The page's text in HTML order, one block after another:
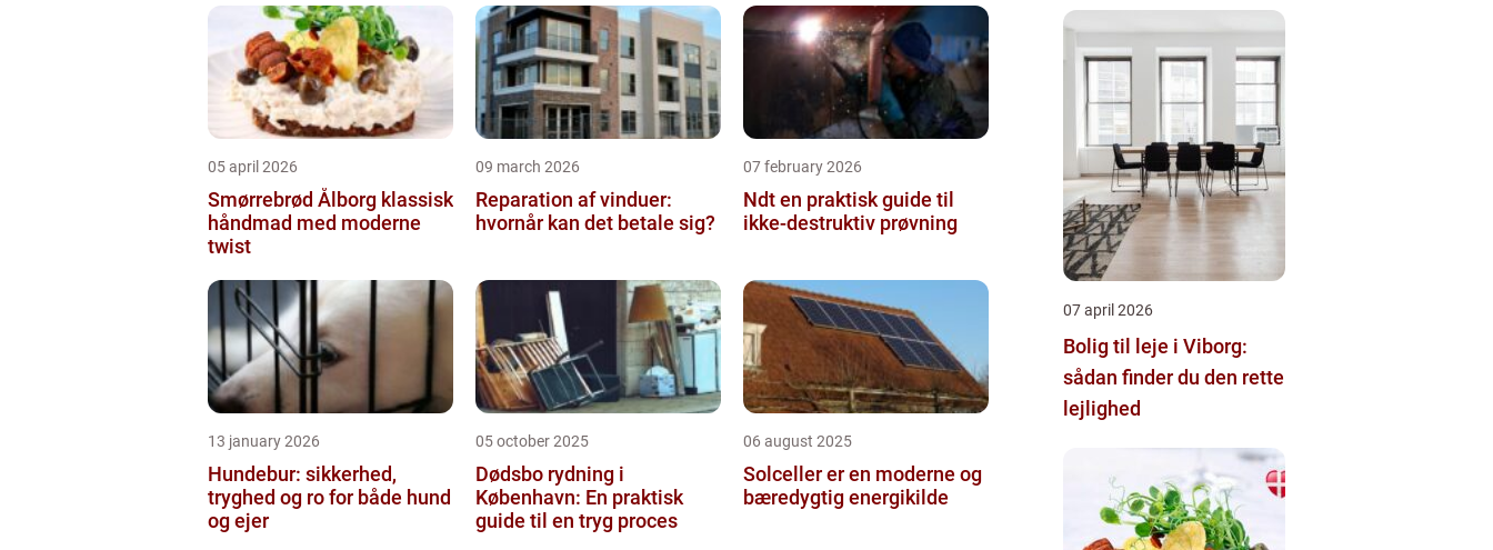
05 april 2026
Smørrebrød Ålborg klassisk
håndmad med moderne
twist
09 march 2026
Reparation af vinduer:
hvornår kan det betale sig?
07 february 2026
Ndt en praktisk guide til
ikke-destruktiv prøvning
13 january 2026
Hundebur: sikkerhed,
tryghed og ro for både hund
og ejer
05 october 2025
Dødsbo rydning i
København: En praktisk
guide til en tryg proces
06 august 2025
Solceller er en moderne og
bæredygtig energikilde
07 april 2026
Bolig til leje i Viborg:
sådan finder du den rette
lejlighed